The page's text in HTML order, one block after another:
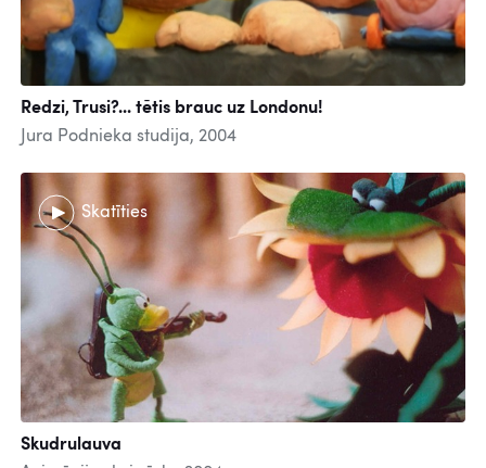
Redzi, Trusi?... tētis brauc uz Londonu!
Jura Podnieka studija, 2004
Skatīties
Skudrulauva